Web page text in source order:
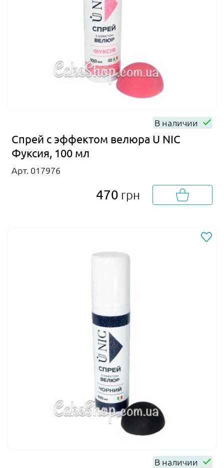
В наличии
Спрей с эффектом велюра U NIC
Фуксия, 100 мл
Арт. 017976
470 грн
В наличии